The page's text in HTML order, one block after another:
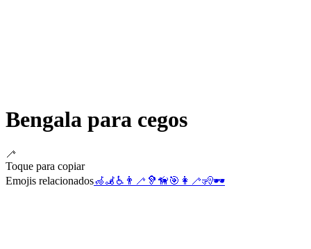
Bengala para cegos
🦯
Toque para copiar
Emojis relacionados🦽🦼♿ 👨‍🦯 🦻 🦮🎯 👩‍🦯🧏🕶️